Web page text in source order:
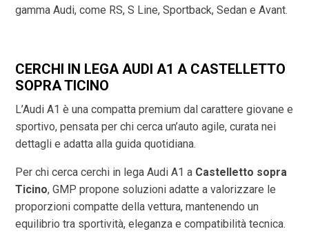
gamma Audi, come RS, S Line, Sportback, Sedan e Avant.
CERCHI IN LEGA AUDI A1 A CASTELLETTO
SOPRA TICINO
L’Audi A1 è una compatta premium dal carattere giovane e
sportivo, pensata per chi cerca un’auto agile, curata nei
dettagli e adatta alla guida quotidiana.
Per chi cerca cerchi in lega Audi A1 a Castelletto sopra
Ticino, GMP propone soluzioni adatte a valorizzare le
proporzioni compatte della vettura, mantenendo un
equilibrio tra sportività, eleganza e compatibilità tecnica.